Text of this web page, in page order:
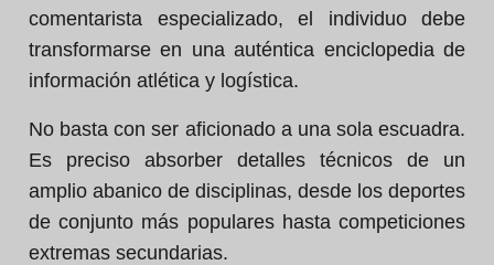
comentarista especializado, el individuo debe
transformarse en una auténtica enciclopedia de
información atlética y logística.
No basta con ser aficionado a una sola escuadra.
Es preciso absorber detalles técnicos de un
amplio abanico de disciplinas, desde los deportes
de conjunto más populares hasta competiciones
extremas secundarias.